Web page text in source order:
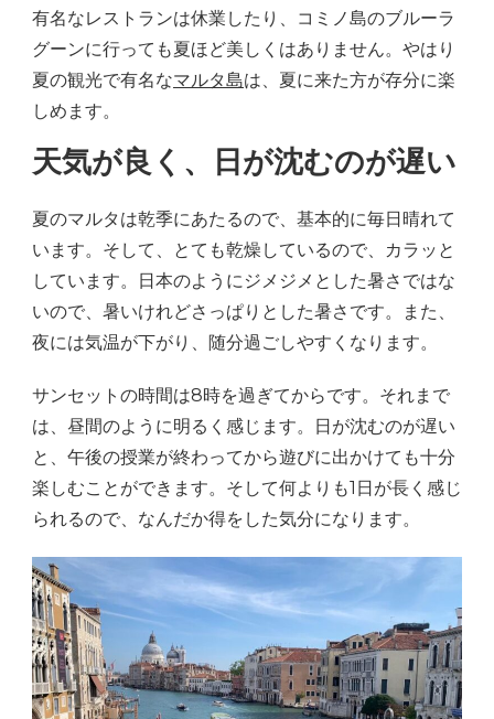
有名なレストランは休業したり、コミノ島のブルーラ
グーンに行っても夏ほど美しくはありません。やはり
夏の観光で有名なマルタ島は、夏に来た方が存分に楽
しめます。
天気が良く、日が沈むのが遅い
夏のマルタは乾季にあたるので、基本的に毎日晴れて
います。そして、とても乾燥しているので、カラッと
しています。日本のようにジメジメとした暑さではな
いので、暑いけれどさっぱりとした暑さです。また、
夜には気温が下がり、随分過ごしやすくなります。
サンセットの時間は8時を過ぎてからです。それまで
は、昼間のように明るく感じます。日が沈むのが遅い
と、午後の授業が終わってから遊びに出かけても十分
楽しむことができます。そして何よりも1日が長く感じ
られるので、なんだか得をした気分になります。